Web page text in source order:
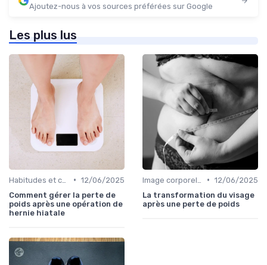
Ajoutez-nous à vos sources préférées sur Google
Les plus lus
• 12/06/2025
Comment gérer la perte de
poids après une opération de
hernie hiatale
• 12/06/2025
La transformation du visage
après une perte de poids